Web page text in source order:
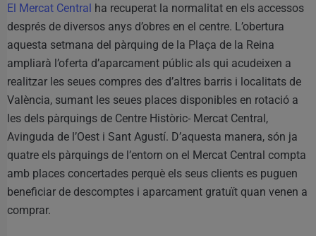
El Mercat Central ha recuperat la normalitat en els accessos
després de diversos anys d’obres en el centre. L’obertura
aquesta setmana del pàrquing de la Plaça de la Reina
ampliarà l’oferta d’aparcament públic als qui acudeixen a
realitzar les seues compres des d’altres barris i localitats de
València, sumant les seues places disponibles en rotació a
les dels pàrquings de Centre Històric- Mercat Central,
Avinguda de l’Oest i Sant Agustí. D’aquesta manera, són ja
quatre els pàrquings de l’entorn on el Mercat Central compta
amb places concertades perquè els seus clients es puguen
beneficiar de descomptes i aparcament gratuït quan venen a
comprar.